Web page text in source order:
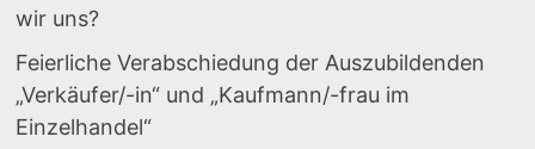
wir uns?
Feierliche Verabschiedung der Auszubildenden
„Verkäufer/-in“ und „Kaufmann/-frau im
Einzelhandel“